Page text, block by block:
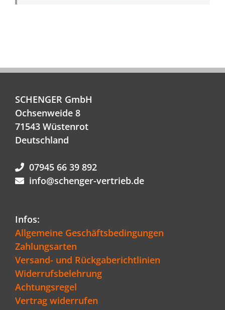
SCHENGER GmbH
Ochsenweide 8
71543 Wüstenrot
Deutschland
07945 66 39 892
info@schenger-vertrieb.de
Infos:
Allgemeine Geschäftsbedingungen
Zahlungsarten
Versand- und Rückgaberichtlinien
Widerrufsbelehrung
Achtungsregel
Vertrag widerrufen